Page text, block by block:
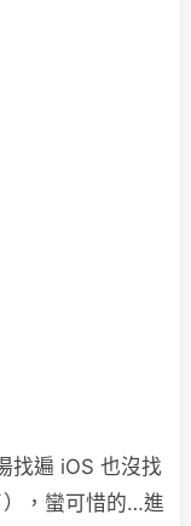
找遍 iOS 也沒找
，蠻可惜的…進